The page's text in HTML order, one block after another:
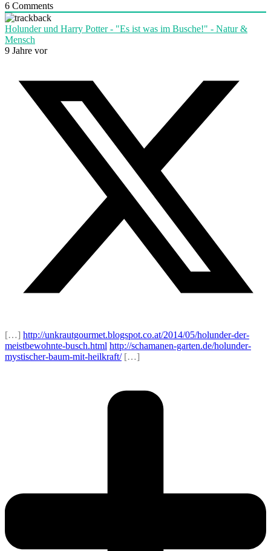
6 Comments
Holunder und Harry Potter - "Es ist was im Busche!" - Natur &
Mensch
9 Jahre vor
[…] http://unkrautgourmet.blogspot.co.at/2014/05/holunder-der-
meistbewohnte-busch.html http://schamanen-garten.de/holunder-
mystischer-baum-mit-heilkraft/[…]